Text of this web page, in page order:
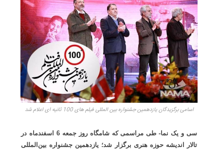
اسامی برگزیدگان یازدهمین جشنواره بین المللی فیلم های 100 ثانیه ای اعلام شد
سی و یک نما- طی مراسمی که شامگاه روز جمعه 6 اسفندماه در
تالار اندیشه حوزه هنری برگزار شد؛ یازدهمین جشنواره بین‌المللی